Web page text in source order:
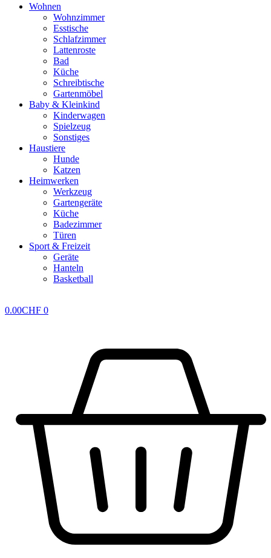
Wohnen
Wohnzimmer
Esstische
Schlafzimmer
Lattenroste
Bad
Küche
Schreibtische
Gartenmöbel
Baby & Kleinkind
Kinderwagen
Spielzeug
Sonstiges
Haustiere
Hunde
Katzen
Heimwerken
Werkzeug
Gartengeräte
Küche
Badezimmer
Türen
Sport & Freizeit
Geräte
Hanteln
Basketball
0.00CHF 0